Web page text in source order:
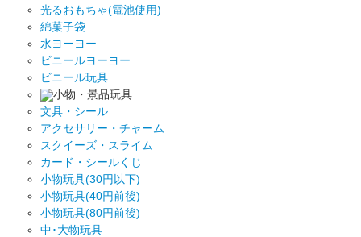
光るおもちゃ(電池使用)
綿菓子袋
水ヨーヨー
ビニールヨーヨー
ビニール玩具
小物・景品玩具
文具・シール
アクセサリー・チャーム
スクイーズ・スライム
カード・シールくじ
小物玩具(30円以下)
小物玩具(40円前後)
小物玩具(80円前後)
中･大物玩具